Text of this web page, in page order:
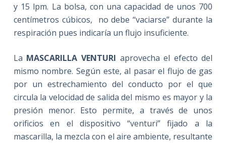
y 15 lpm. La bolsa, con una capacidad de unos 700
centímetros cúbicos, no debe “vaciarse” durante la
respiración pues indicaría un flujo insuficiente.
La MASCARILLA VENTURI aprovecha el efecto del
mismo nombre. Según este, al pasar el flujo de gas
por un estrechamiento del conducto por el que
circula la velocidad de salida del mismo es mayor y la
presión menor. Esto permite, a través de unos
orificios en el dispositivo “venturi” fijado a la
mascarilla, la mezcla con el aire ambiente, resultante